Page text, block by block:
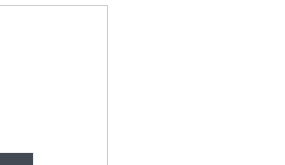
17% unserer Kunden empfehlen dieses Produkt